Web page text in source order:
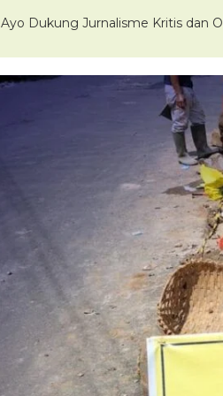
Ayo Dukung Jurnalisme Kritis dan